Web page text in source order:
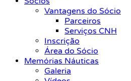
Vantagens do Sócio
Parceiros
Serviços CNH
Inscrição
Área do Sócio
Memórias Náuticas
Galeria